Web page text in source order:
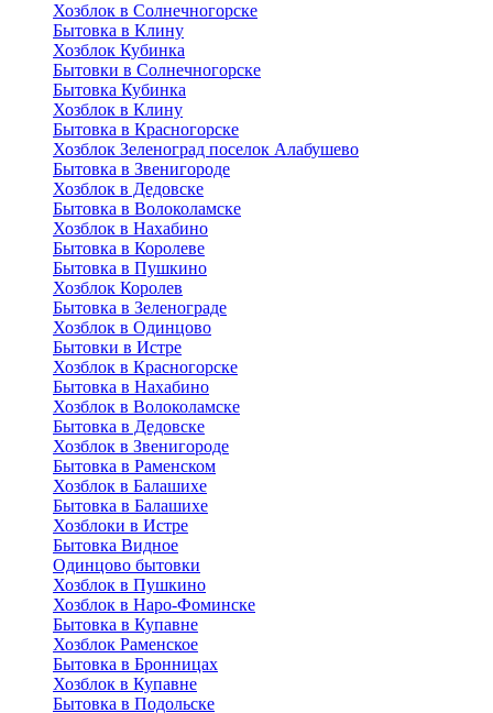
Хозблок в Солнечногорске
Бытовка в Клину
Хозблок Кубинка
Бытовки в Солнечногорске
Бытовка Кубинка
Хозблок в Клину
Бытовка в Красногорске
Хозблок Зеленоград поселок Алабушево
Бытовка в Звенигороде
Хозблок в Дедовске
Бытовка в Волоколамске
Хозблок в Нахабино
Бытовка в Королеве
Бытовкa в Пушкино
Хозблок Королев
Бытовка в Зеленограде
Хозблок в Одинцово
Бытовки в Истре
Хозблок в Красногорске
Бытовка в Нахабино
Хозблок в Волоколамске
Бытовкa в Дедовске
Хозблок в Звенигороде
Бытовка в Раменском
Хозблок в Балашихе
Бытовкa в Балашихе
Хозблоки в Истре
Бытовка Видное
Одинцово бытовки
Хозблок в Пушкино
Хозблок в Наро-Фоминске
Бытовка в Купавне
Хозблок Раменское
Бытовка в Бронницах
Хозблок в Купавне
Бытовка в Подольске